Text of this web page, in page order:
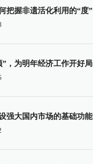
把握非遗活化利用的“度”
”，为明年经济工作开好局
强大国内市场的基础功能